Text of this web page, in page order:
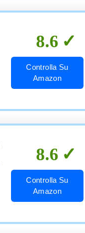
8.6
Controlla Su
Amazon
8.6
Controlla Su
Amazon